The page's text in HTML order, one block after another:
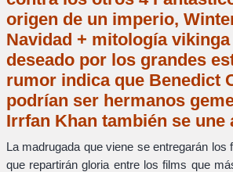
origen de un imperio,
Navidad + mitología
deseado por los grandes
rumor indica que Benedict
podrían ser hermanos
Irrfan Khan también se
La madrugada que viene se entregarán
que repartirán gloria entre los films que